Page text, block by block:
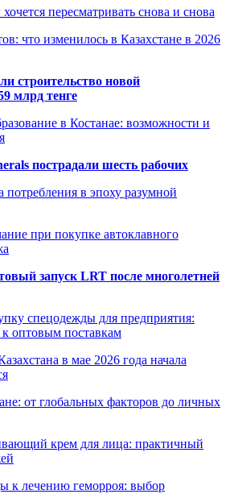
пересматривать снова и снова
что изменилось в Казахстане в 2026
строительство новой
млрд тенге
в Костанае: возможности и
пострадали шесть рабочих
потребления в эпоху разумной
при покупке автоклавного
запуск LRT после многолетней
спецодежды для предприятия:
оптовым поставкам
в мае 2026 года начала
от глобальных факторов до личных
крем для лица: практичный
к лечению геморроя: выбор